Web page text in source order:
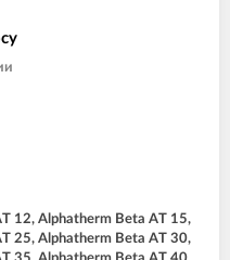
12, Alphatherm Beta AT 15,
25, Alphatherm Beta AT 30,